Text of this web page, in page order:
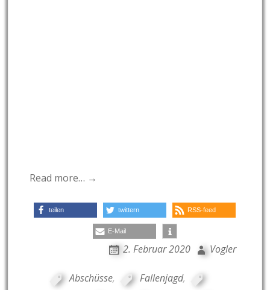
Read more… →
teilen twittern RSS-feed
E-Mail
2. Februar 2020 Vogler
Abschüsse, Fallenjagd,